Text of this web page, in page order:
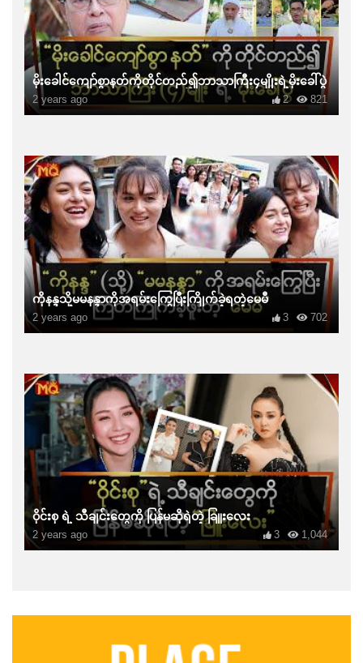
မိုးခေါင်ကျော်စွာနတ်ကိုတိုင်တည်၍ဘာသာကြီး၄မျိုးရဲ့မိုးခေါ်ပွဲ
2 years ago 821
2
ကိုနန္ဒသို့မမနန္ဒာကိုအရမ်းကြွေပြီးကြိုက်ခဲ့ရတဲ့မေမီ
2 years ago 702
3
ဝိုင်းစု ရဲ့ သီချင်းတွေကို ပြန်မဆိုရဲတဲ့ ခြူးလေး
2 years ago 1,044
3